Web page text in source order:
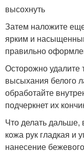
высохнуть
Затем наложите
ярким и
правильно
Осторожно удалите
высыхания белого
обработайте
подчеркнет их
Что делать
кожа рук гладкая и
нанесение